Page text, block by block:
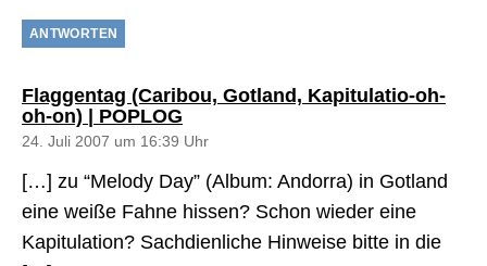
ANTWORTEN
Flaggentag (Caribou, Gotland, Kapitulatio-oh-
oh-on) | POPLOG
24. Juli 2007 um 16:39 Uhr
[…] zu “Melody Day” (Album: Andorra) in Gotland
eine weiße Fahne hissen? Schon wieder eine
Kapitulation? Sachdienliche Hinweise bitte in die